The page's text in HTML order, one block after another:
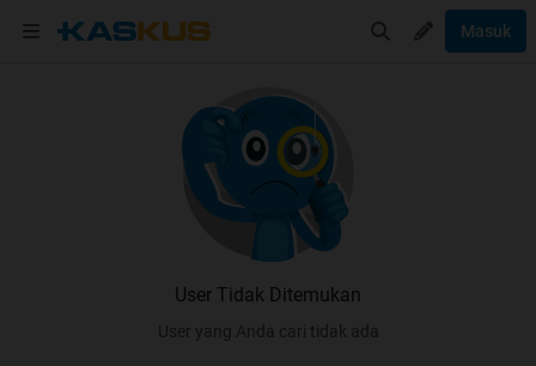
Masuk
User Tidak Ditemukan
User yang Anda cari tidak ada